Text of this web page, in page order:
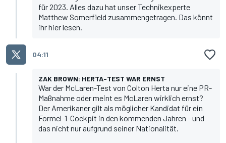
für 2023. Alles dazu hat unser Technikexperte
Matthew Somerfield zusammengetragen. Das könnt
ihrhier lesen.
04:11
ZAK BROWN: HERTA-TEST WAR ERNST
War der McLaren-Test von Colton Herta nur eine PR-
Maßnahme oder meint es McLaren wirklich ernst?
Der Amerikaner gilt als möglicher Kandidat für ein
Formel-1-Cockpit in den kommenden Jahren - und
das nicht nur aufgrund seiner Nationalität.